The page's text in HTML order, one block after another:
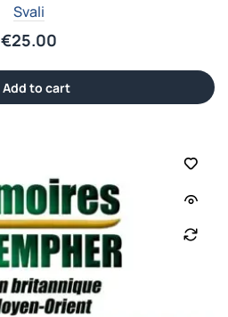
Svali
€25.00
Add to cart